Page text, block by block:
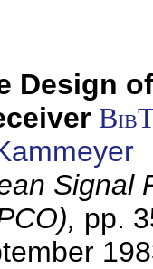
Design
Signal
pp.